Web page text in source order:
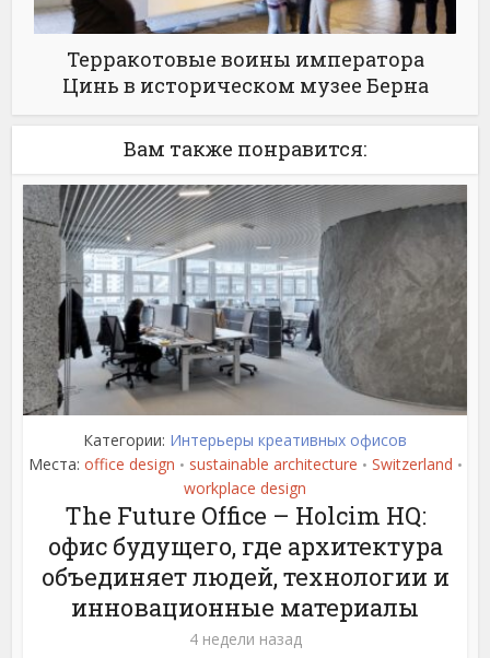
Терракотовые воины императора
Цинь в историческом музее Берна
Вам также понравится:
Категории: Интерьеры креативных офисов
Места: office design • sustainable architecture • Switzerland •
workplace design
The Future Office – Holcim HQ:
офис будущего, где архитектура
объединяет людей, технологии и
инновационные материалы
4 недели назад